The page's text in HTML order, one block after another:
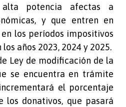
potencia afectas a
y que entren en
los períodos impositivos
años 2023, 2024 y 2025.
Ley de modificación de la
se encuentra en trámite
el porcentaje
los donativos, que pasará